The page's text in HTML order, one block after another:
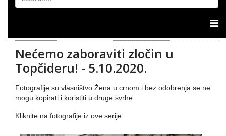
Nećemo zaboraviti zločin u
Topčideru! - 5.10.2020.
Fotografije su vlasništvo Žena u crnom i bez odobrenja se ne
mogu kopirati i koristiti u druge svrhe.
Kliknite na fotografije iz ove serije.